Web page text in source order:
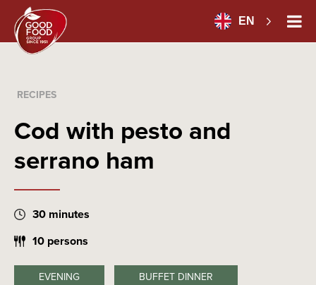
EN
RECIPES
Cod with pesto and
serrano ham
30 minutes
10 persons
EVENING
BUFFET DINNER